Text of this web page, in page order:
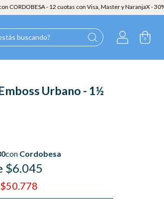
- 12 cuotas con Visa, Master y NaranjaX - 30% OFF
0
Urbano - 1½
$6.045